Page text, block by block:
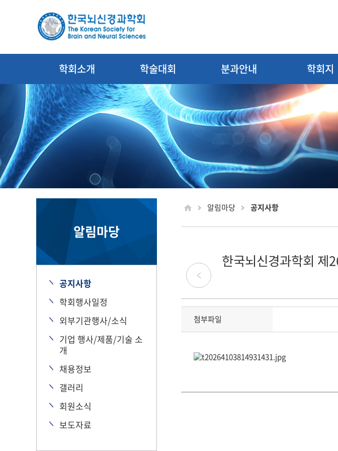
학회소개 학술대회 분과안내 학회지
알림마당
공지사항
학회행사일정
외부기관행사/소식
기업 행사/제품/기술 소
개
채용정보
갤러리
회원소식
보도자료
알림마당 공지사항
한국뇌신경과학회 제
첨부파일